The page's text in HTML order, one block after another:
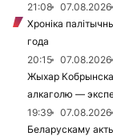
21:08
07.08.2026
Хроніка
года
20:15
07.08.2026
Жыхар
алкаголю —
19:39
07.08.2026
Беларускаму